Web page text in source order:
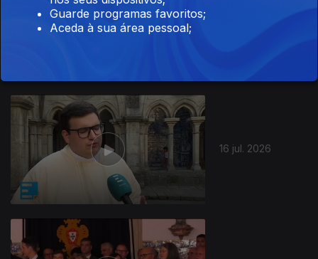
16 jul. 2026
Guarde programas favoritos;
Aceda à sua área pessoal;